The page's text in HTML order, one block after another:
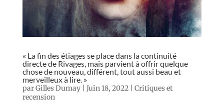
« La fin des étiages se place dans la continuité
directe de Rivages, mais parvient à offrir quelque
chose de nouveau, différent, tout aussi beau et
merveilleux à lire. »
parGilles Dumay| Juin 18, 2022| Critiques et
recension